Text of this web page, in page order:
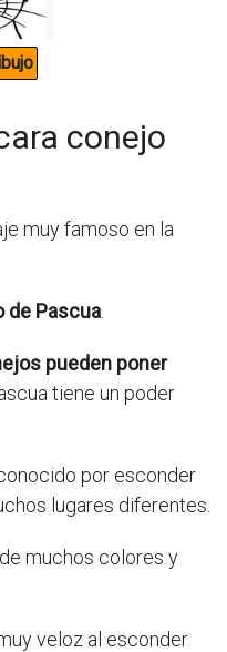
conejo
muy famoso en la
de Pascua
pueden poner
tiene un poder
por esconder
lugares diferentes.
muchos colores y
veloz al esconder